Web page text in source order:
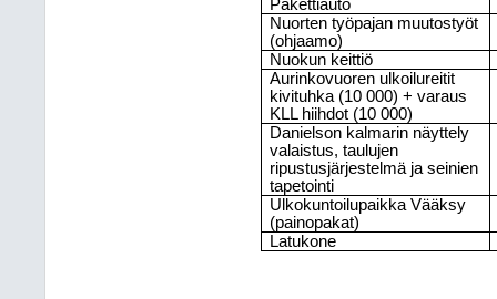
Pakettiauto
Nuorten työpajan muutostyöt
(ohjaamo)
Nuokun keittiö
Aurinkovuoren ulkoilureitit
kivituhka (10 000) + varaus
KLL hiihdot (10 000)
Danielson kalmarin näyttely
valaistus, taulujen
ripustusjärjestelmä ja seinien
tapetointi
Ulkokuntoilupaikka Vääksy
(painopakat)
Latukone